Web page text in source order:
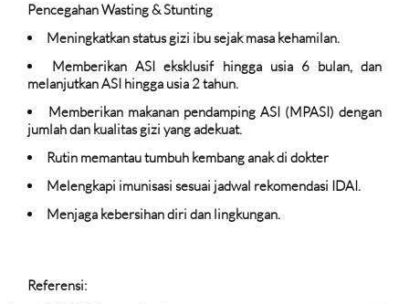
Pencegahan Wasting & Stunting
Meningkatkan status gizi ibu sejak masa kehamilan.
Memberikan ASI eksklusif hingga usia 6 bulan, dan
melanjutkan ASI hingga usia 2 tahun.
Memberikan makanan pendamping ASI (MPASI) dengan
jumlah dan kualitas gizi yang adekuat.
Rutin memantau tumbuh kembang anak di dokter
Melengkapi imunisasi sesuai jadwal rekomendasi IDAI.
Menjaga kebersihan diri dan lingkungan.
Referensi: